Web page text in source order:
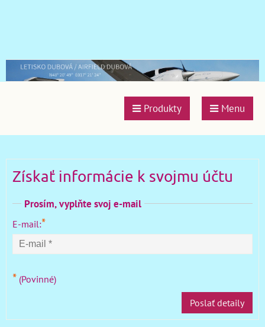
Produkty Menu
Získať informácie k svojmu účtu
Prosím, vyplňte svoj e-mail
E-mail:*
* (Povinné)
Poslať detaily